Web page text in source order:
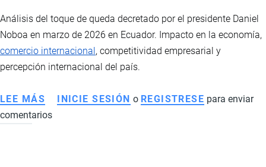
Análisis del toque de queda decretado por el presidente Daniel
Noboa en marzo de 2026 en Ecuador. Impacto en la economía,
comercio internacional, competitividad empresarial y
percepción internacional del país.
LEE MÁS SOBRE
TOQUE
INICIE SESIÓN o REGISTRESE para enviar
comentarios